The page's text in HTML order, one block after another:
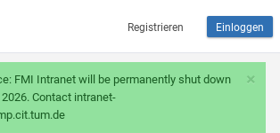
Registrieren Einloggen
×
FMI Intranet will be permanently shut down
Contact intranet-